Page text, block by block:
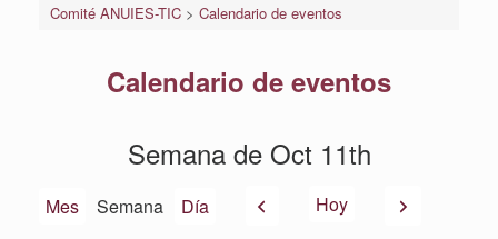
Comité ANUIES-TIC> Calendario de eventos
Calendario de eventos
Semana de Oct 11th
Mes Semana Día AnteriorHoy Siguiente